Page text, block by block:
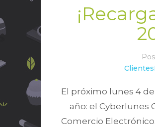
El próximo lunes 4
año: el Cyberlunes
Comercio